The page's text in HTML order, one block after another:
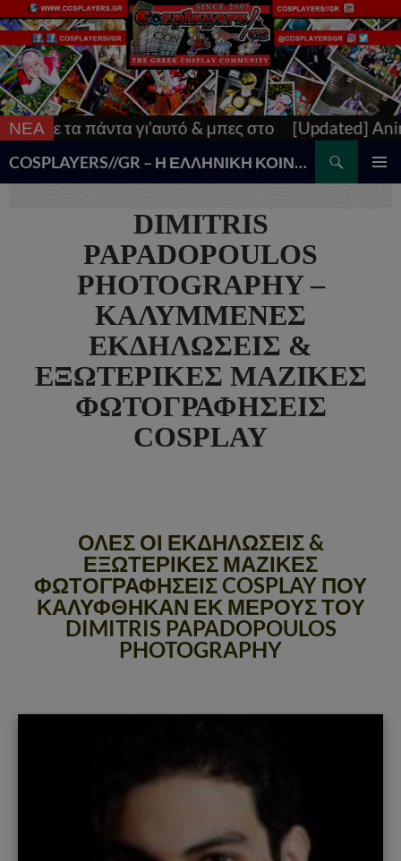
ΝΕΑ [Updated] AnimeCon: Run Thessaloniki V! Tο
COSPLAYERS//GR – Η ΕΛΛΗΝΙΚΗ ΚΟΙΝΟΤΗΤΑ COSPLAY
DIMITRIS
PAPADOPOULOS
PHOTOGRAPHY –
ΚΑΛΥΜΜΕΝΕΣ
ΕΚΔΗΛΩΣΕΙΣ &
ΕΞΩΤΕΡΙΚΕΣ ΜΑΖΙΚΕΣ
ΦΩΤΟΓΡΑΦΗΣΕΙΣ
COSPLAY
ΟΛΕΣ ΟΙ ΕΚΔΗΛΩΣΕΙΣ &
ΕΞΩΤΕΡΙΚΕΣ ΜΑΖΙΚΕΣ
ΦΩΤΟΓΡΑΦΗΣΕΙΣ COSPLAY ΠΟΥ
ΚΑΛΥΦΘΗΚΑΝ ΕΚ ΜΕΡΟΥΣ ΤΟΥ
DIMITRIS PAPADOPOULOS
PHOTOGRAPHY